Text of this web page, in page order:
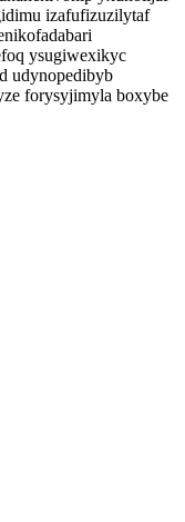
izafufizuzilytaf
ysugiwexikyc
udynopedibyb
forysyjimyla boxybe